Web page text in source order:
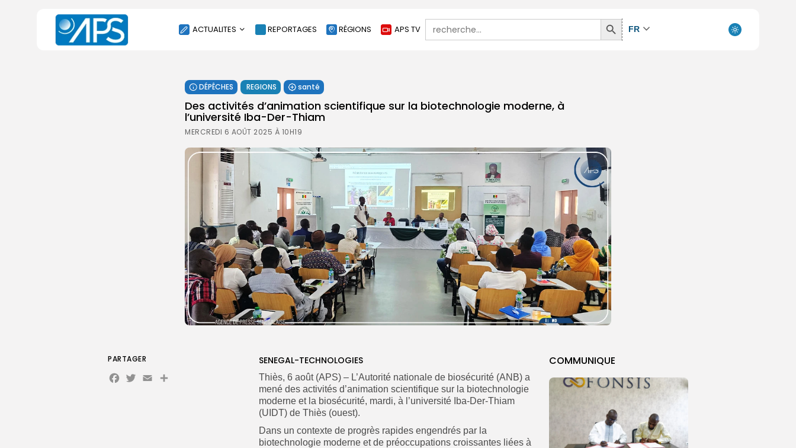
ACTUALITES
SOCIÉTÉ
ÉCONOMIE
CULTURE
ENVIRONNEMENT
INTERNATIONAL
AGENDA
SANTE
REPORTAGES RÉGIONS APS TV
Search
for:
Search
Button
FR
DÉPÊCHES REGIONS santé
Des activités d’animation scientifique sur la biotechnologie moderne, à
l’université Iba-Der-Thiam
MERCREDI 6 AOÛT 2025 À 10H19
COMMUNIQUE
SENEGAL-TECHNOLOGIES
Thiès, 6 août (APS) – L’Autorité nationale de biosécurité (ANB) a
mené des activités d’animation scientifique sur la biotechnologie
moderne et la biosécurité, mardi, à l’université Iba-Der-Thiam
(UIDT) de Thiès (ouest).
Dans un contexte de progrès rapides engendrés par la
biotechnologie moderne et de préoccupations croissantes liées à
PARTAGER
Facebook
Twitter
Email